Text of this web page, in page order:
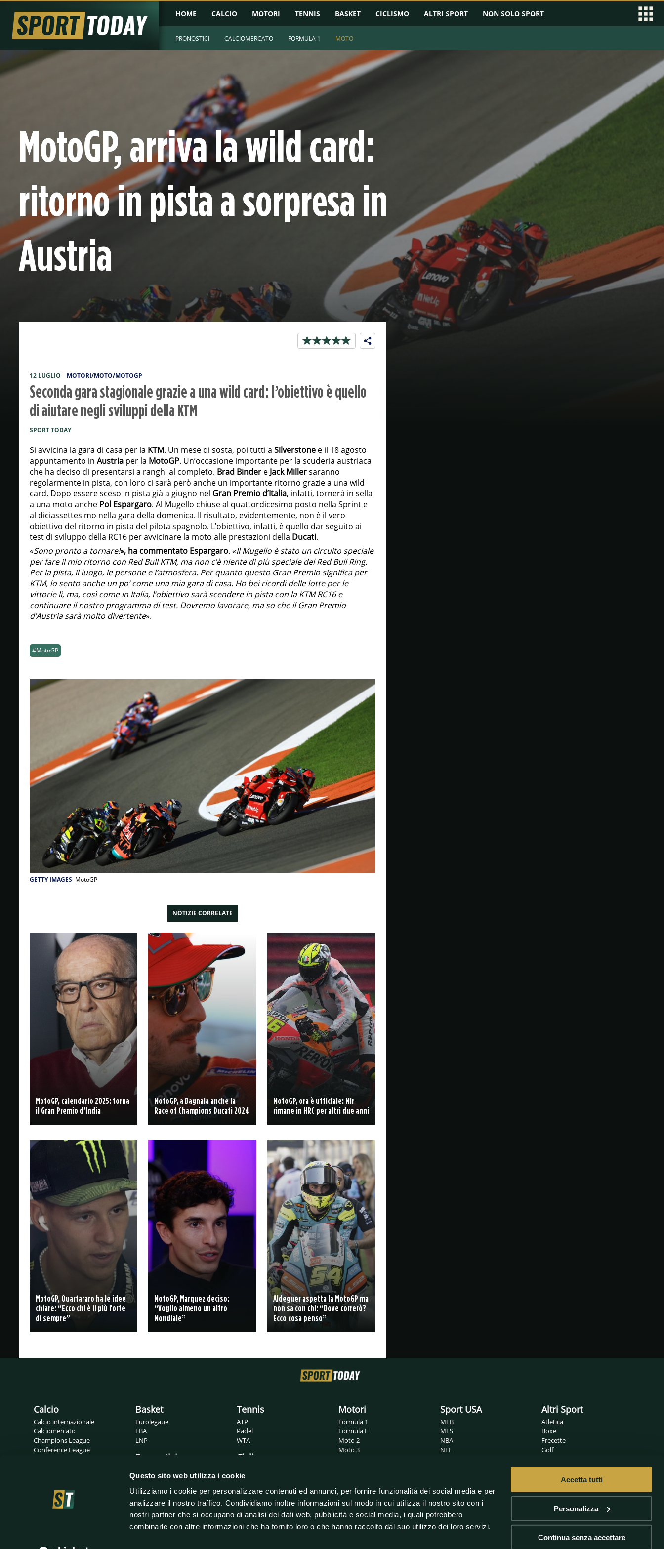
Questo sito web utilizza i cookie
Utilizziamo i cookie per personalizzare contenuti ed annunci, per fornire funzionalità dei social media e per
analizzare il nostro traffico. Condividiamo inoltre informazioni sul modo in cui utilizza il nostro sito con i
nostri partner che si occupano di analisi dei dati web, pubblicità e social media, i quali potrebbero
combinarle con altre informazioni che ha fornito loro o che hanno raccolto dal suo utilizzo dei loro servizi.
Accetta tutti
Personalizza
Continua senza accettare
HOME CALCIO MOTORI TENNIS BASKET CICLISMO ALTRI SPORT NON SOLO SPORT
PRONOSTICI CALCIOMERCATO FORMULA 1 MOTO
MotoGP, arriva la wild card:
ritorno in pista a sorpresa in
Austria
12 LUGLIO MOTORI/MOTO/MOTOGP
Seconda gara stagionale grazie a una wild card: l’obiettivo è quello
di aiutare negli sviluppi della KTM
SPORT TODAY
Si avvicina la gara di casa per la KTM. Un mese di sosta, poi tutti a Silverstonee il 18 agosto
appuntamento in Austriaper la MotoGP. Un’occasione importante per la scuderia austriaca
che ha deciso di presentarsi a ranghi al completo. Brad Bindere Jack Millersaranno
regolarmente in pista, con loro ci sarà però anche un importante ritorno grazie a una wild
card. Dopo essere sceso in pista già a giugno nel Gran Premio d’Italia, infatti, tornerà in sella
a una moto anche Pol Espargaro. Al Mugello chiuse al quattordicesimo posto nella Sprint e
al diciassettesimo nella gara della domenica. Il risultato, evidentemente, non è il vero
obiettivo del ritorno in pista del pilota spagnolo. L’obiettivo, infatti, è quello dar seguito ai
test di sviluppo della RC16 per avvicinare la moto alle prestazioni della Ducati.
«Sono pronto a tornare!», ha commentato Espargaro. «Il Mugello è stato un circuito speciale
per fare il mio ritorno con Red Bull KTM, ma non c’è niente di più speciale del Red Bull Ring.
Per la pista, il luogo, le persone e l’atmosfera. Per quanto questo Gran Premio significa per
KTM, lo sento anche un po’ come una mia gara di casa. Ho bei ricordi delle lotte per le
vittorie lì, ma, così come in Italia, l’obiettivo sarà scendere in pista con la KTM RC16 e
continuare il nostro programma di test. Dovremo lavorare, ma so che il Gran Premio
d’Austria sarà molto divertente».
#MotoGP
GETTY IMAGES MotoGP
NOTIZIE CORRELATE
MotoGP, calendario 2025: torna
il Gran Premio d’India
MotoGP, a Bagnaia anche la
Race of Champions Ducati 2024
MotoGP, ora è ufficiale: Mir
rimane in HRC per altri due anni
MotoGP, Quartararo ha le idee
chiare: “Ecco chi è il più forte
di sempre”
MotoGP, Marquez deciso:
“Voglio almeno un altro
Mondiale”
Aldeguer aspetta la MotoGP ma
non sa con chi: “Dove correrò?
Ecco cosa penso”
Calcio
Calcio internazionale
Calciomercato
Champions League
Conference League
Basket
Eurolegaue
LBA
LNP
Pronostici
Gossip
Tennis
ATP
Padel
WTA
Ciclismo
Tour de France
Motori
Formula 1
Formula E
Moto 2
Moto 3
Sport USA
MLB
MLS
NBA
NFL
Oscar
Altri Sport
Atletica
Boxe
Frecette
Golf
MMA
Pallanuoto
Pallavolo
Scherma
Sport Invernali